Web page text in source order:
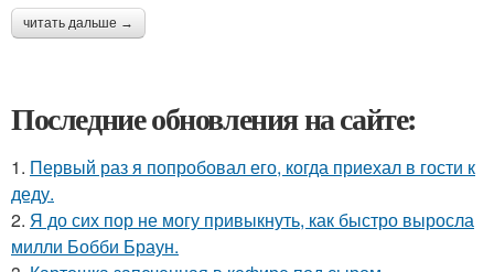
читать дальше →
Последние обновления на сайте:
1. Первый раз я попробовал его, когда приехал в гости к
деду.
2. Я до сих пор не могу привыкнуть, как быстро выросла
милли Бобби Браун.